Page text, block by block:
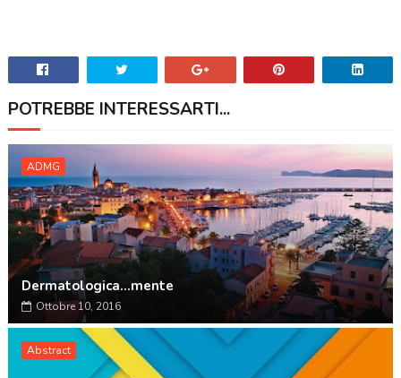
POTREBBE INTERESSARTI...
ADMG
Dermatologica...mente
Ottobre 10, 2016
Abstract